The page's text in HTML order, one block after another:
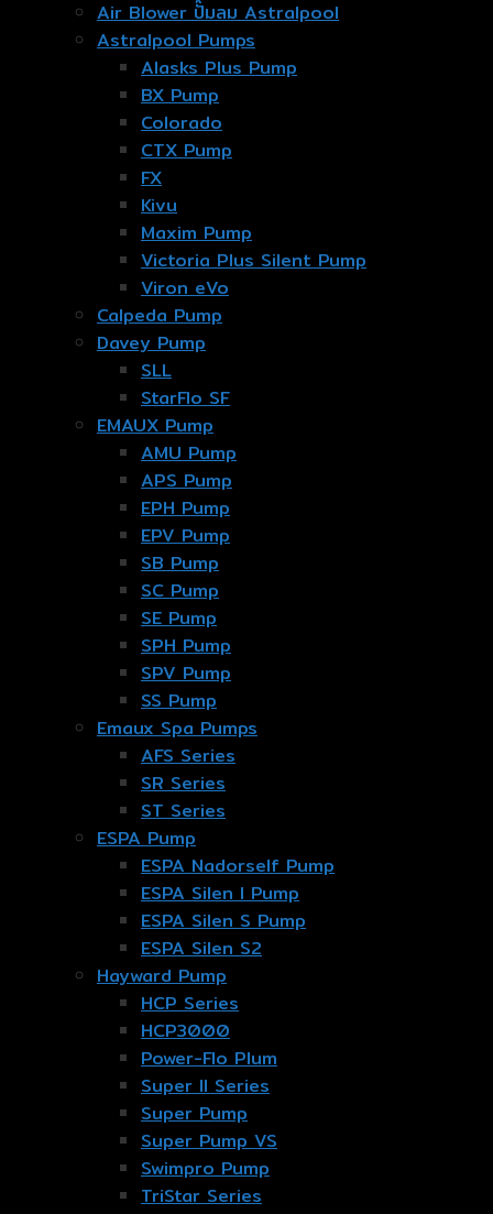
Air Blower ปั๊มลม Astralpool
Astralpool Pumps
Alasks Plus Pump
BX Pump
Colorado
CTX Pump
FX
Kivu
Maxim Pump
Victoria Plus Silent Pump
Viron eVo
Calpeda Pump
Davey Pump
SLL
StarFlo SF
EMAUX Pump
AMU Pump
APS Pump
EPH Pump
EPV Pump
SB Pump
SC Pump
SE Pump
SPH Pump
SPV Pump
SS Pump
Emaux Spa Pumps
AFS Series
SR Series
ST Series
ESPA Pump
ESPA Nadorself Pump
ESPA Silen I Pump
ESPA Silen S Pump
ESPA Silen S2
Hayward Pump
HCP Series
HCP3000
Power-Flo Plum
Super II Series
Super Pump
Super Pump VS
Swimpro Pump
TriStar Series